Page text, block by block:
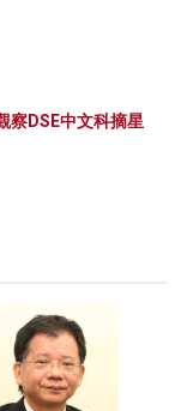
察DSE中文科摘星